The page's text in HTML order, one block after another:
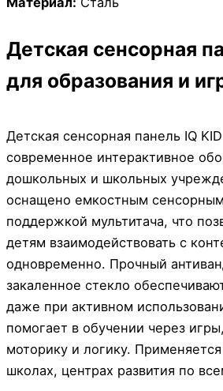
Детская сенсорная
для образования и
Детская сенсорная панель IQ
современное интерактивное
дошкольных и школьных
оснащено емкостным
поддержкой мультитача, что
детям взаимодействовать с
одновременно. Прочный
закаленное стекло
даже при активном
помогает в обучении через
моторику и логику.
школах, центрах развития по